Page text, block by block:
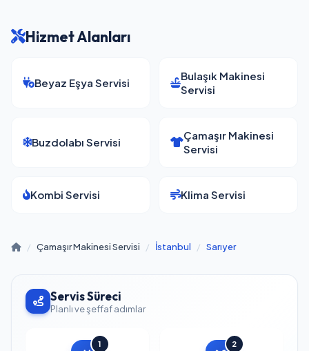
Hizmet Alanları
Beyaz Eşya Servisi
Bulaşık Makinesi
Servisi
Buzdolabı Servisi
Çamaşır Makinesi
Servisi
Kombi Servisi Klima Servisi
/ Çamaşır Makinesi Servisi / İstanbul / Sarıyer
Servis Süreci
Planlı ve şeffaf adımlar
1 2